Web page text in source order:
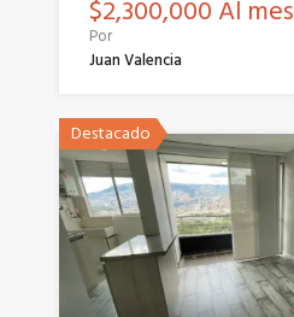
$2,300,000 Al mes
Por
Juan Valencia
Destacado